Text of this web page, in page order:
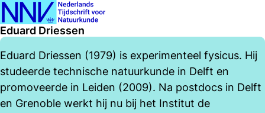
Eduard Driessen
Eduard Driessen (1979) is experimenteel fysicus. Hij
studeerde technische natuurkunde in Delft en
promoveerde in Leiden (2009). Na postdocs in Delft
en Grenoble werkt hij nu bij het Institut de